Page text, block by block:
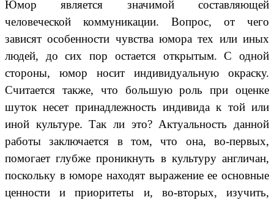
Юмор является значимой составляющей
человеческой коммуникации. Вопрос, от чего
зависят особенности чувства юмора тех или иных
людей, до сих пор остается открытым. С одной
стороны, юмор носит индивидуальную окраску.
Считается также, что большую роль при оценке
шуток несет принадлежность индивида к той или
иной культуре. Так ли это? Актуальность данной
работы заключается в том, что она, во-первых,
помогает глубже проникнуть в культуру англичан,
поскольку в юморе находят выражение ее основные
ценности и приоритеты и, во-вторых, изучить,